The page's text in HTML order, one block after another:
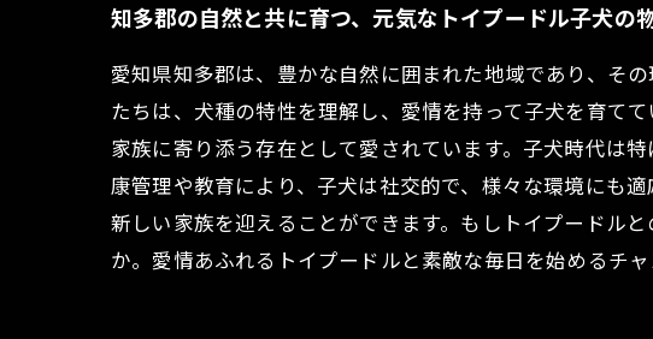
知多郡の自然と共に育つ、元気なトイプードル子犬の
愛知県知多郡は、豊かな自然に囲まれた地域であり、そ
たちは、犬種の特性を理解し、愛情を持って子犬を育て
家族に寄り添う存在として愛されています。子犬時代は
康管理や教育により、子犬は社交的で、様々な環境にも
新しい家族を迎えることができます。もしトイプードル
か。愛情あふれるトイプードルと素敵な毎日を始めるチャ